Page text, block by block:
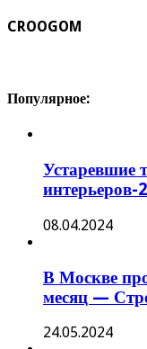
CROOGOM
Популярное:
Устаревшие
интерьеров-
08.04.2024
В Москве
месяц —
24.05.2024